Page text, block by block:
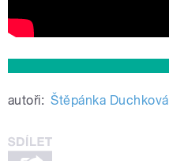
autoři: Štěpánka Duchková